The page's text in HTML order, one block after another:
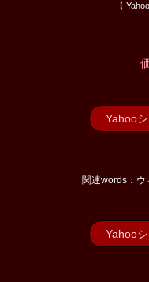
【
Yahoo
関連words：ウ
Yahoo